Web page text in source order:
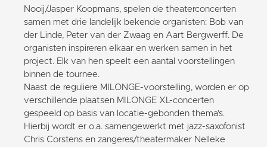
Nooij/Jasper Koopmans, spelen de theaterconcerten
samen met drie landelijk bekende organisten: Bob van
der Linde, Peter van der Zwaag en Aart Bergwerff. De
organisten inspireren elkaar en werken samen in het
project. Elk van hen speelt een aantal voorstellingen
binnen de tournee.
Naast de reguliere MILONGE-voorstelling, worden er op
verschillende plaatsen MILONGE XL-concerten
gespeeld op basis van locatie-gebonden thema’s.
Hierbij wordt er o.a. samengewerkt met jazz-saxofonist
Chris Corstens en zangeres/theatermaker Nelleke